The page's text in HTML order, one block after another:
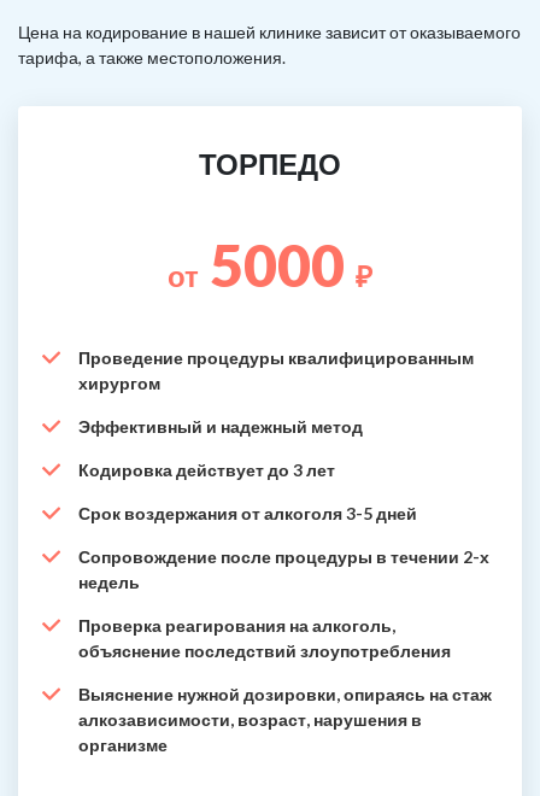
Цена на кодирование в нашей клинике зависит от оказываемого
тарифа, а также местоположения.
ТОРПЕДО
от 5000 ₽
Проведение процедуры квалифицированным
хирургом
Эффективный и надежный метод
Кодировка действует до 3 лет
Срок воздержания от алкоголя 3-5 дней
Сопровождение после процедуры в течении 2-х
недель
Проверка реагирования на алкоголь,
объяснение последствий злоупотребления
Выяснение нужной дозировки, опираясь на стаж
алкозависимости, возраст, нарушения в
организме